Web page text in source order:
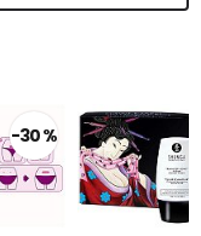
-30 %